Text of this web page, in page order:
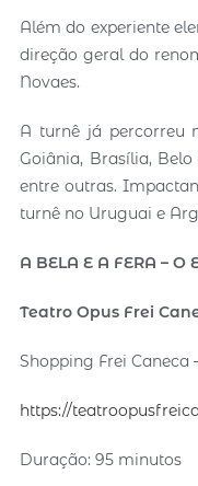
Além do experiente
direção geral do
Novaes.
A turnê já percorreu
Goiânia, Brasília,
entre outras.
turnê no Uruguai e
A BELA E A FERA – O
Teatro Opus Frei
Shopping Frei Caneca
https://
Duração: 95 minutos